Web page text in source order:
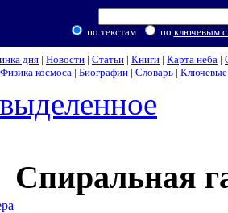
по текстам по ключевым
дня | Новости | Статьи | Книги | Карта неба |
Физика космоса| Биографии| Словарь| Ключевые
Спиральная